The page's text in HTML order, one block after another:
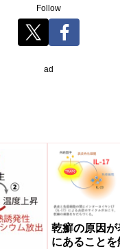
Follow
ad
乾癬の原因
にあること